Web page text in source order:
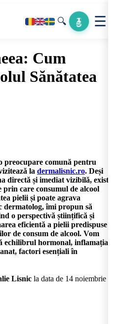
🔍 ☰
Cum
Sănătatea
preocupare comună pentru
la dermalisnic.ro. Deși
directă și imediat vizibilă, există
prin care consumul de alcool
pielii și poate agrava
dermatolog, îmi propun să
o perspectivă științifică și
eficientă a pielii predispuse
de consum de alcool. Vom
echilibrul hormonal, inflamația,
factori esențiali în
Lisnic la data de 14 noiembrie